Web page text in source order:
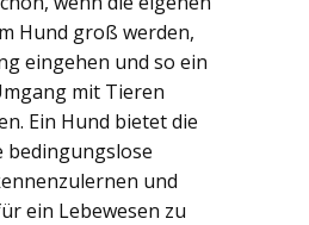
Hund groß werden,
eingehen und so ein
mit Tieren
Ein Hund bietet die
bedingungslose
und
ein Lebewesen zu